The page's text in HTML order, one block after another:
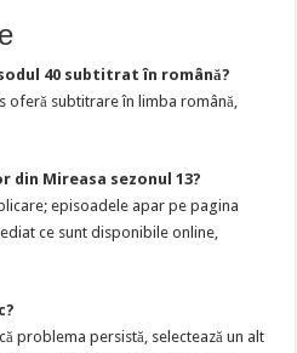
40 subtitrat în română?
oferă subtitrare în limba română,
din Mireasa sezonul 13?
episoadele apar pe pagina
ce sunt disponibile online,
problema persistă, selectează un alt